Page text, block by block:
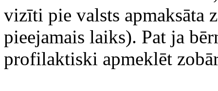
vizīti pie valsts apmaksāta
pieejamais laiks). Pat ja
profilaktiski apmeklēt